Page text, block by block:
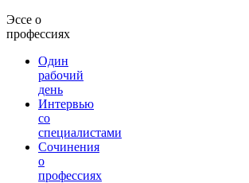
Эссе о
профессиях
Один
рабочий
день
Интервью
со
специалистами
Сочинения
о
профессиях